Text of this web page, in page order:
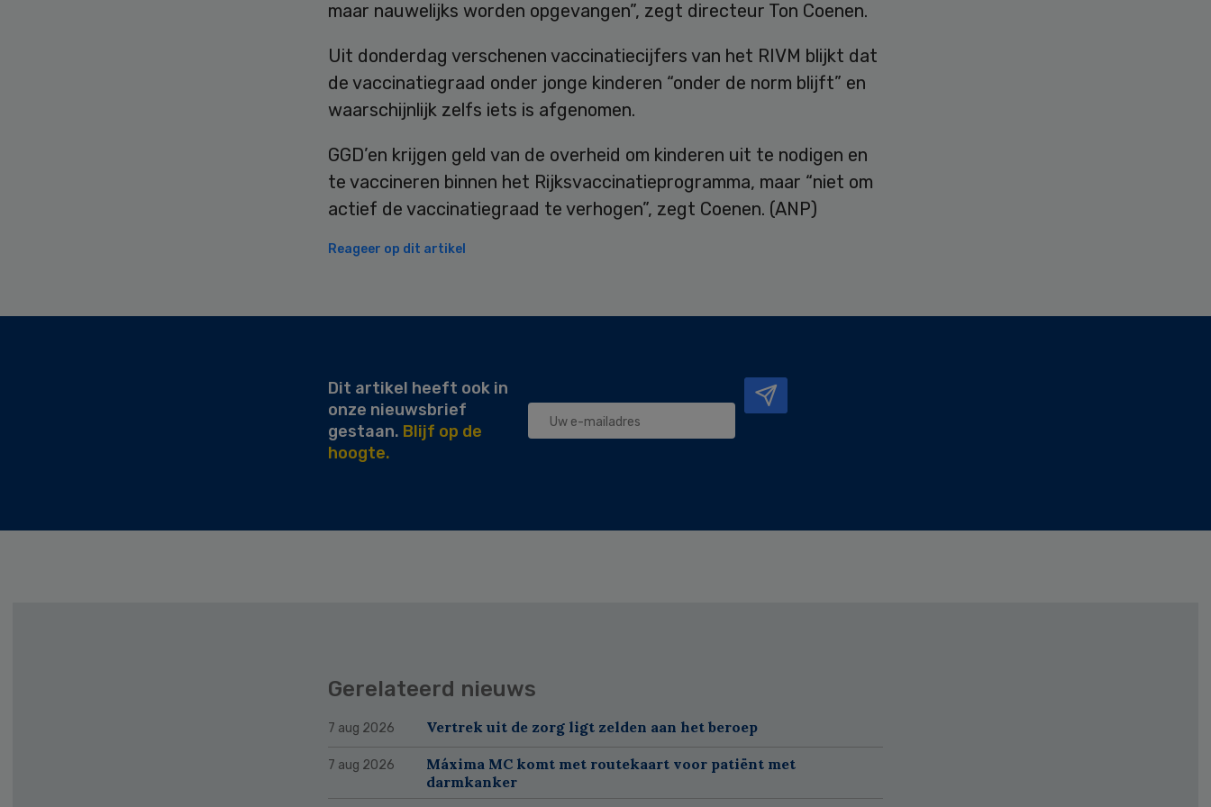
maar nauwelijks worden opgevangen”, zegt directeur Ton Coenen.
Uit donderdag verschenen vaccinatiecijfers van het RIVM blijkt dat
de vaccinatiegraad onder jonge kinderen “onder de norm blijft” en
waarschijnlijk zelfs iets is afgenomen.
GGD’en krijgen geld van de overheid om kinderen uit te nodigen en
te vaccineren binnen het Rijksvaccinatieprogramma, maar “niet om
actief de vaccinatiegraad te verhogen”, zegt Coenen. (ANP)
Reageer op dit artikel
Dit artikel heeft ook in
onze nieuwsbrief
gestaan. Blijf op de
hoogte.
Gerelateerd nieuws
7 aug 2026 Vertrek uit de zorg ligt zelden aan het beroep
7 aug 2026
Máxima MC komt met routekaart voor patiënt met
darmkanker